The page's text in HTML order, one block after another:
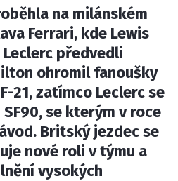
/ COOKIES
serveru F1NEWS.cz je
s.r.o., IČ: 118 23 054
na milánském
Ferrari, kde Lewis
předvedli
ohromil fanoušky
21, zatímco Leclerc se
se kterým v roce
Britský jezdec se
nové roli v týmu a
vysokých